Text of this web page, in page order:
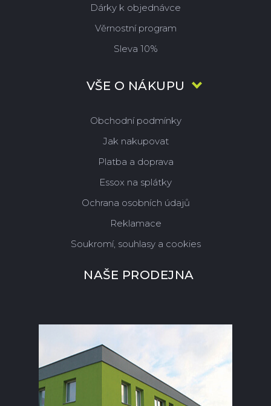
Dárky k objednávce
Věrnostní program
Sleva 10%
VŠE O NÁKUPU
Obchodní podmínky
Jak nakupovat
Platba a doprava
Essox na splátky
Ochrana osobních údajů
Reklamace
Soukromí, souhlasy a cookies
NAŠE PRODEJNA